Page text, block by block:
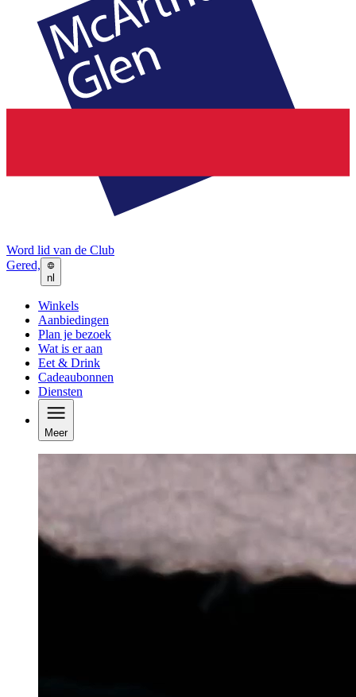
Word lid van de Club
Gered,
nl
Winkels
Aanbiedingen
Plan je bezoek
Wat is er aan
Eet & Drink
Cadeaubonnen
Diensten
Meer